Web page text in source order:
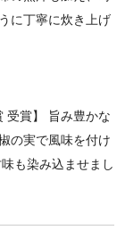
に丁寧に炊き上げ
受賞】 旨み豊かな
の実で風味を付け
も染み込ませまし